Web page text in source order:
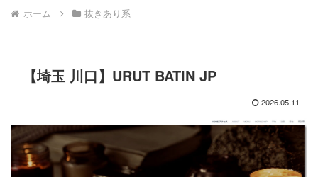
ホーム 抜きあり系
【埼玉 川口】URUT BATIN JP
2026.05.11